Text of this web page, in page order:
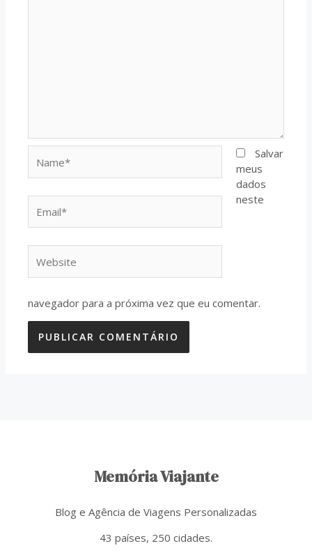
Salvar
meus
dados
neste
navegador para a próxima vez que eu comentar.
Memória Viajante
Blog e Agência de Viagens Personalizadas
43 países, 250 cidades.